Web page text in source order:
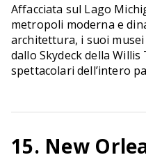
Affacciata sul Lago
metropoli moderna e
architettura, i suoi musei
dallo Skydeck della
spettacolari dell’intero
15. New